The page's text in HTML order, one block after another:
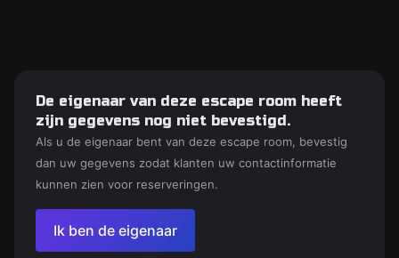
De eigenaar van deze escape room heeft
zijn gegevens nog niet bevestigd.
Als u de eigenaar bent van deze escape room, bevestig
dan uw gegevens zodat klanten uw contactinformatie
kunnen zien voor reserveringen.
Ik ben de eigenaar